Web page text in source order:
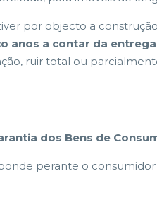
por objecto a
anos a contar da
ruir total ou
dos Bens de
perante o